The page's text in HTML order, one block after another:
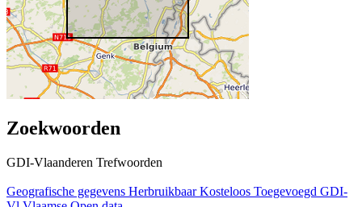
Zoekwoorden
GDI-Vlaanderen Trefwoorden
Geografische gegevens Herbruikbaar Kosteloos Toegevoegd GDI-